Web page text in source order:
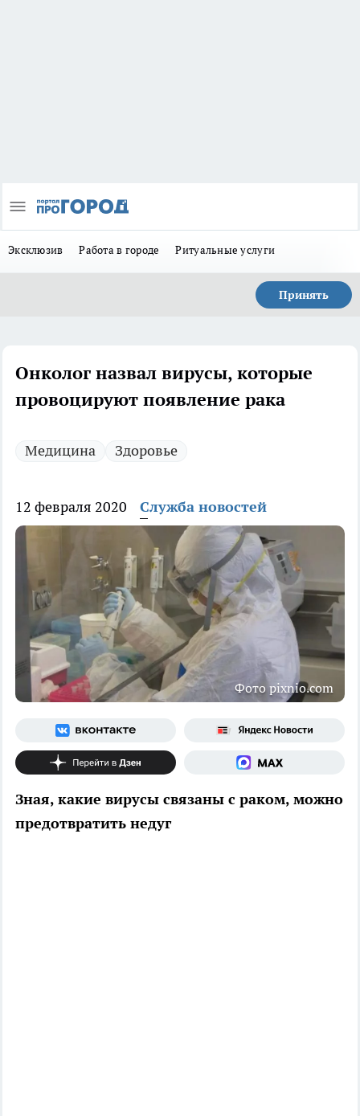
Эксклюзив Работа в городе Ритуальные услуги
Принять
Онколог назвал вирусы, которые
провоцируют появление рака
Медицина Здоровье
12 февраля 2020 Служба новостей
Фото pixnio.com
Зная, какие вирусы связаны с раком, можно
предотвратить недуг